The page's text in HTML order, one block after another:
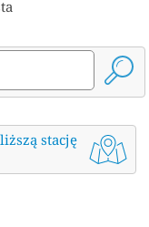
stację